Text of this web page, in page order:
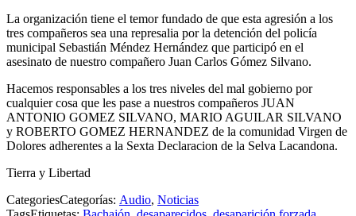
La organización tiene el temor fundado de que esta agresión a los
tres compañeros sea una represalia por la detención del policía
municipal Sebastián Méndez Hernández que participó en el
asesinato de nuestro compañero Juan Carlos Gómez Silvano.
Hacemos responsables a los tres niveles del mal gobierno por
cualquier cosa que les pase a nuestros compañeros JUAN
ANTONIO GOMEZ SILVANO, MARIO AGUILAR SILVANO
y ROBERTO GOMEZ HERNANDEZ de la comunidad Virgen de
Dolores adherentes a la Sexta Declaracion de la Selva Lacandona.
Tierra y Libertad
CategoriesCategorías: Audio, Noticias